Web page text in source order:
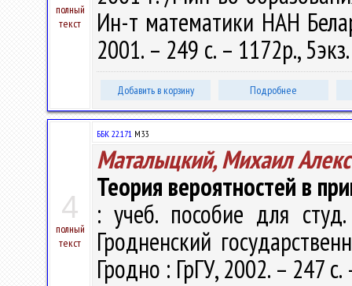
полный
текст
Ин-т математики НАН
2001. – 249 с. – 1172р.,
Добавить в корзину Подробнее
4
полный
текст
ББК 22.171 М33
Маталыцкий, Михаил
Теория вероятностей в
: учеб. пособие для
Гродненский
Гродно : ГрГУ, 2002. – 247